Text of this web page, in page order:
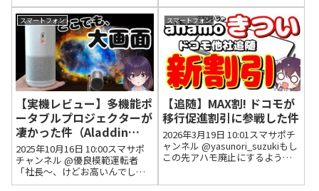
る前にこの動画見た人⇓⇓⇓2021
年9月...
の所属する会社名を、、、」と
いった瞬間にガチャ切りされま
すな。2024年4月10日 00:05 いい
ね7件 返信0件 @ppk45ddkiいま
だに...
スマートフォン
【実機レビュー】多機能ポ
ータブルプロジェクターが
凄かった件（Aladdin
Poca）
2025年10月16日 10:00スマサポ
チャンネル @優良模範運転者
「社長〜、けどお高いんでし
ょ？🥹」2025年10月16日 11:08
スマートフォン
【追随】MAX割! ドコモが
移行促進割引に参戦した件
2026年3月19日 10:01スマサポチ
ャンネル @yasunori_suzukiもし
この先アハモ廃止にするような